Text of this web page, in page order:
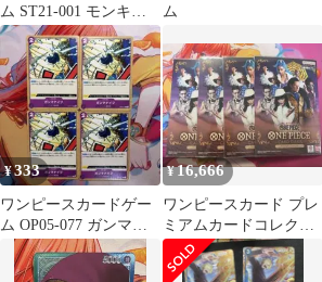
ム ST21-001 モンキ
ー・D・ルフィ リーダ
ー 限定品
ム
¥333
ワンピースカードゲー
ム OP05-077 ガンマナ
イフ 4枚セット
¥16,666
ワンピースカード プレ
ミアムカードコレクシ
ョン バロックワークス
限定品 未開封